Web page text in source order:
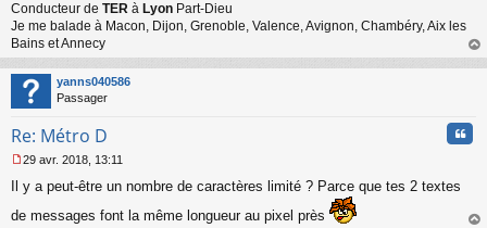
Conducteur de TER à Lyon Part-Dieu
Je me balade à Macon, Dijon, Grenoble, Valence, Avignon, Chambéry, Aix les
Bains et Annecy
au
yanns040586
Passager
Re: Métro D
e
s
29 avr. 2018, 13:11
Il y a peut-être un nombre de caractères limité ? Parce que tes 2 textes
de messages font la même longueur au pixel près